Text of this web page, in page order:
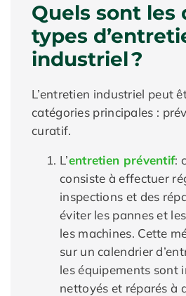
Quels sont
types
industriel ?
L’entretien industriel peut
catégories principales :
curatif.
L’entretien préventif:
consiste à effectuer
inspections et des
éviter les pannes et
les machines. Cette
sur un calendrier
les équipements sont
nettoyés et réparés à